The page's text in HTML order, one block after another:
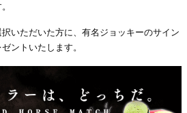
いただいた方に、有名ジョッキーのサイン
ントいたします。